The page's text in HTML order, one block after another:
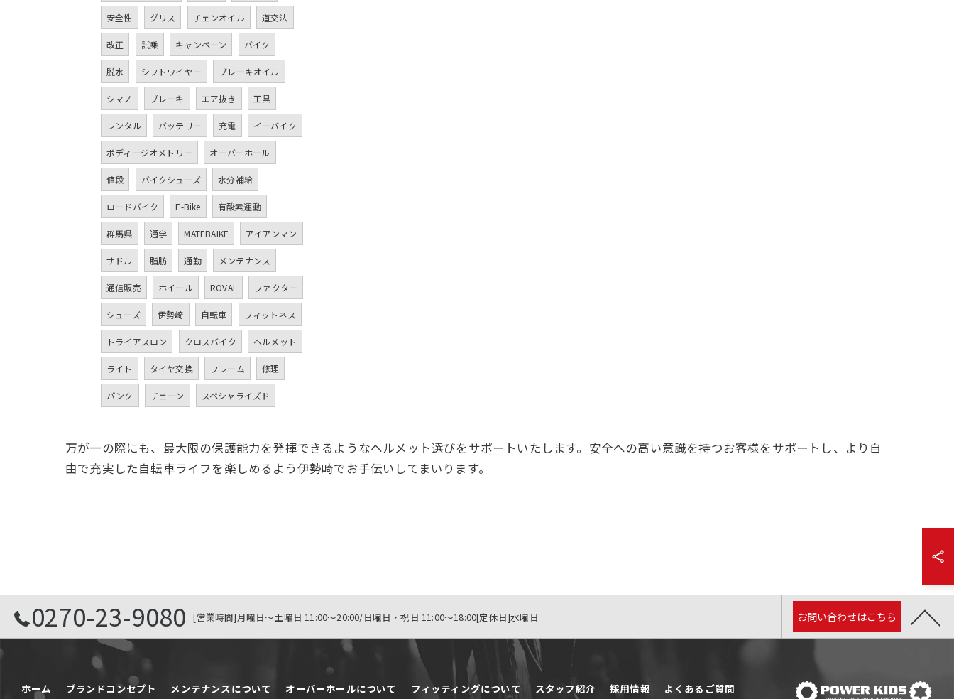
安全性 グリス チェンオイル 道交法
改正 試乗 キャンペーン バイク
脱水 シフトワイヤー ブレーキオイル
シマノ ブレーキ エア抜き 工具
レンタル バッテリー 充電 イーバイク
ボディージオメトリー オーバーホール
値段 バイクシューズ 水分補給
ロードバイク E-Bike 有酸素運動
群馬県 通学 MATEBAIKE アイアンマン
サドル 脂肪 通勤 メンテナンス
通信販売 ホイール ROVAL ファクター
シューズ 伊勢崎 自転車 フィットネス
トライアスロン クロスバイク ヘルメット
ライト タイヤ交換 フレーム 修理
パンク チェーン スペシャライズド
万が一の際にも、最大限の保護能力を発揮できるようなヘルメット選びをサポートいたします。安全への高い意識を持つお客様をサポートし、より自
由で充実した自転車ライフを楽しめるよう伊勢崎でお手伝いしてまいります。
0270-23-9080 [営業時間]月曜日～土曜日 11:00～20:00/日曜日・祝日 11:00～18:00[定休日]水曜日 お問い合わせはこちら
ホーム ブランドコンセプト メンテナンスについて オーバーホールについて フィッティングについて スタッフ紹介 採用情報 よくあるご質問